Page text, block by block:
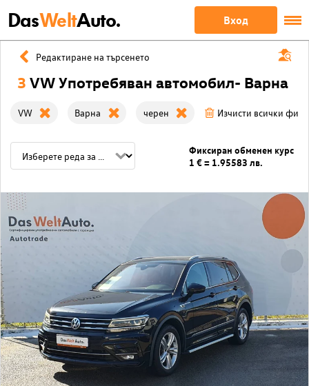
DasWeltAuto. Вход
Редактиране на търсенето
3 VW Употребяван автомобил- Варна
VW Варна черен Изчисти всички
Фиксиран обменен курс
1 € = 1.95583 лв.